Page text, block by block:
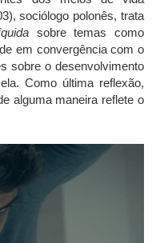
sociólogo polonês, trata
sobre temas como
em convergência com o
sobre o desenvolvimento
Como última reflexão,
alguma maneira reflete o